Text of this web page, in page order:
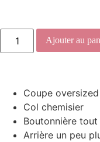
Ajouter au
Coupe oversized
Col chemisier
Boutonnière
Arrière un peu